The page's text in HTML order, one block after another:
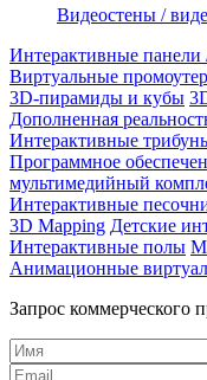
Видеостены /
Интерактивные панели
Виртуальные
3D-пирамиды и кубы
Дополненная
Интерактивные
Программное
мультимедийный
Интерактивные
3D Mapping Детские
Интерактивные полы
Анимационные
Запрос коммерческого